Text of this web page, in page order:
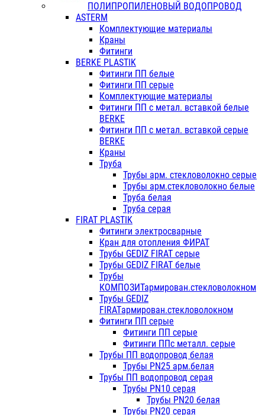
ПОЛИПРОПИЛЕНОВЫЙ ВОДОПРОВОД
ASTERM
Комплектующие материалы
Краны
Фитинги
BERKE PLASTIK
Фитинги ПП белые
Фитинги ПП серые
Комплектующие материалы
Фитинги ПП с метал. вставкой белые
BERKE
Фитинги ПП с метал. вставкой серые
BERKE
Краны
Труба
Трубы арм. стекловолокно серые
Трубы арм.стекловолокно белые
Труба белая
Труба серая
FIRAT PLASTIK
Фитинги электросварные
Кран для отопления ФИРАТ
Трубы GEDIZ FIRAT серые
Трубы GEDIZ FIRAT белые
Трубы
КОМПОЗИТармирован.стекловолокном
Трубы GEDIZ
FIRATармирован.стекловолокном
Фитинги ПП серые
Фитинги ПП серые
Фитинги ППс металл. серые
Трубы ПП водопровод белая
Трубы PN25 арм.белая
Трубы ПП водопровод серая
Трубы PN10 серая
Трубы PN20 белая
Трубы PN20 серая